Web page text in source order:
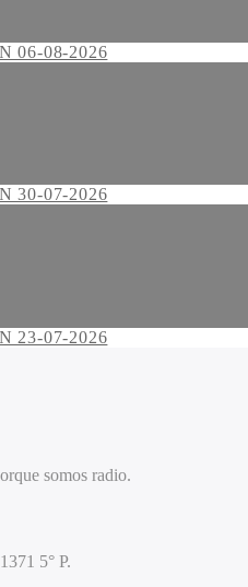
06-08-2026
30-07-2026
23-07-2026
somos radio.
5° P.